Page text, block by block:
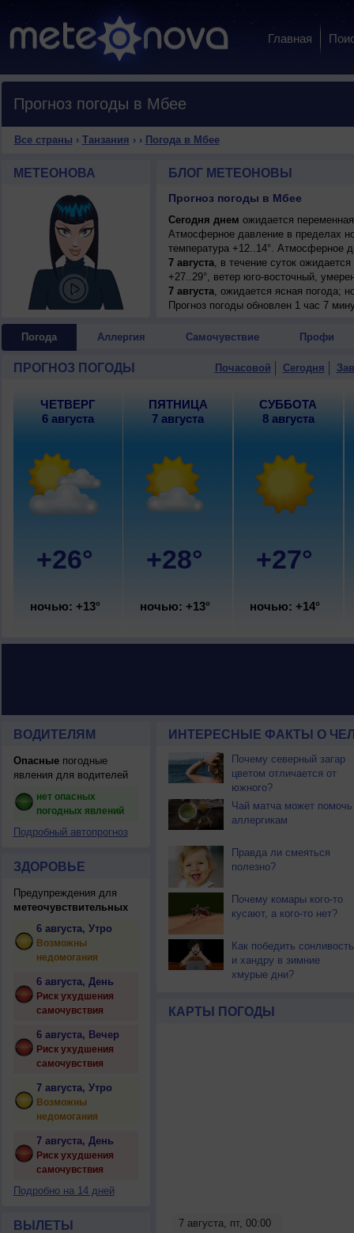
Главная
Прогноз погоды в Мбее
Все страны › Танзания › › Погода в Мбее
МЕТЕОНОВА БЛОГ МЕТЕОНОВЫ
Прогноз погоды в Мбее
Сегодня днем ожидается
Атмосферное давление в пределах
температура +12..14°. Атмосферное
7 августа, в течение суток
+27..29°, ветер юго-восточный,
7 августа, ожидается ясная погода;
восточный, умеренный.
+26..28°, ветер юго-восточный,
Прогноз погоды обновлен 1 час 7
Погода Аллергия Самочувствие Профи
ПРОГНОЗ ПОГОДЫ Почасовой Сегодня
ЧЕТВЕРГ
6 августа
+26°
ночью: +13°
ПЯТНИЦА
7 августа
+28°
ночью: +13°
СУББОТА
8 августа
+27°
ночью: +14°
ВОДИТЕЛЯМ
Опасныепогодные
явления для водителей
нет опасных
погодных явлений
Подробный автопрогноз
ЗДОРОВЬЕ
Предупреждения для
метеочувствительных
6 августа, Утро
Возможны
недомогания
6 августа, День
Риск ухудшения
самочувствия
6 августа, Вечер
Риск ухудшения
самочувствия
7 августа, Утро
Возможны
недомогания
7 августа, День
Риск ухудшения
самочувствия
Подробно на 14 дней
ВЫЛЕТЫ
ИНТЕРЕСНЫЕ ФАКТЫ О
Почему северный загар
цветом отличается от
южного?
Чай матча может помочь
аллергикам
Правда ли смеяться
полезно?
Почему комары кого-то
кусают, а кого-то нет?
Как победить сонливость
и хандру в зимние
хмурые дни?
КАРТЫ ПОГОДЫ